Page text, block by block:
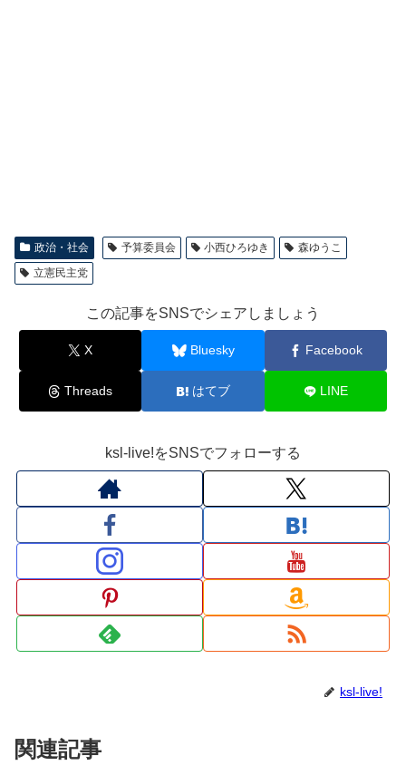
政治・社会 予算委員会 小西ひろゆき
森ゆうこ
立憲民主党
この記事をSNSでシェアしましょう
X Bluesky Facebook
Threads はてブ LINE
ksl-live!をSNSでフォローする
ksl-live!
関連記事